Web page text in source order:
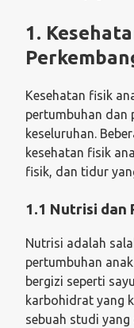
1.
Kesehatan fisik
pertumbuhan dan
keseluruhan.
kesehatan fisik
fisik, dan tidur
1.1 Nutrisi dan
Nutrisi adalah
pertumbuhan
bergizi seperti
karbohidrat yang
sebuah studi